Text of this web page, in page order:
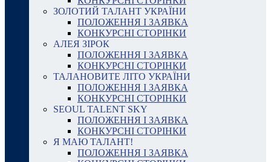
ЗОЛОТИЙ ТАЛАНТ УКРАЇНИ
ПОЛОЖЕННЯ І ЗАЯВКА
КОНКУРСНІ СТОРІНКИ
АЛЕЯ ЗІРОК
ПОЛОЖЕННЯ І ЗАЯВКА
КОНКУРСНІ СТОРІНКИ
ТАЛАНОВИТЕ ЛІТО УКРАЇНИ
ПОЛОЖЕННЯ І ЗАЯВКА
КОНКУРСНІ СТОРІНКИ
SEOUL TALENT SKY
ПОЛОЖЕННЯ І ЗАЯВКА
КОНКУРСНІ СТОРІНКИ
Я МАЮ ТАЛАНТ!
ПОЛОЖЕННЯ І ЗАЯВКА